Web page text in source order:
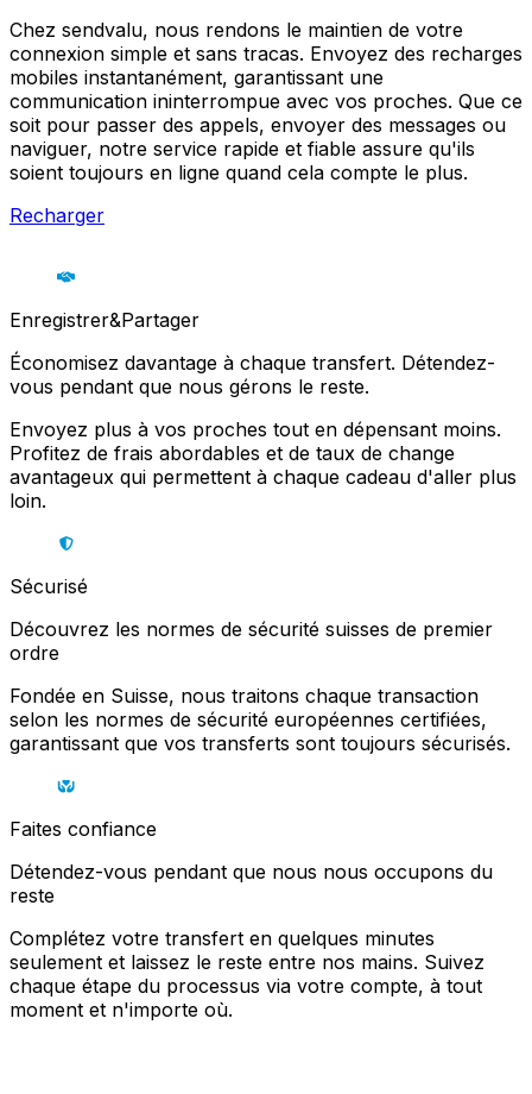
Chez sendvalu, nous rendons le maintien de votre
connexion simple et sans tracas. Envoyez des recharges
mobiles instantanément, garantissant une
communication ininterrompue avec vos proches. Que ce
soit pour passer des appels, envoyer des messages ou
naviguer, notre service rapide et fiable assure qu'ils
soient toujours en ligne quand cela compte le plus.
Recharger
Enregistrer&Partager
Économisez davantage à chaque transfert. Détendez-
vous pendant que nous gérons le reste.
Envoyez plus à vos proches tout en dépensant moins.
Profitez de frais abordables et de taux de change
avantageux qui permettent à chaque cadeau d'aller plus
loin.
Sécurisé
Découvrez les normes de sécurité suisses de premier
ordre
Fondée en Suisse, nous traitons chaque transaction
selon les normes de sécurité européennes certifiées,
garantissant que vos transferts sont toujours sécurisés.
Faites confiance
Détendez-vous pendant que nous nous occupons du
reste
Complétez votre transfert en quelques minutes
seulement et laissez le reste entre nos mains. Suivez
chaque étape du processus via votre compte, à tout
moment et n'importe où.